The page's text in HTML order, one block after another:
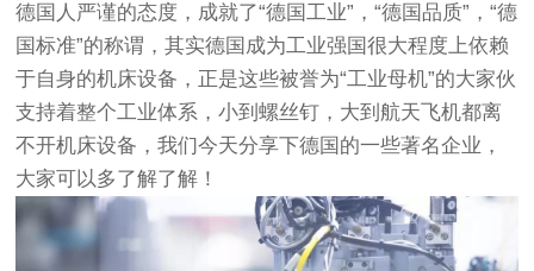
德国人严谨的态度，成就了“德国工业”，“德国品质”，“德
国标准”的称谓，其实德国成为工业强国很大程度上依赖
于自身的机床设备，正是这些被誉为“工业母机”的大家伙
支持着整个工业体系，小到螺丝钉，大到航天飞机都离
不开机床设备，我们今天分享下德国的一些著名企业，
大家可以多了解了解！